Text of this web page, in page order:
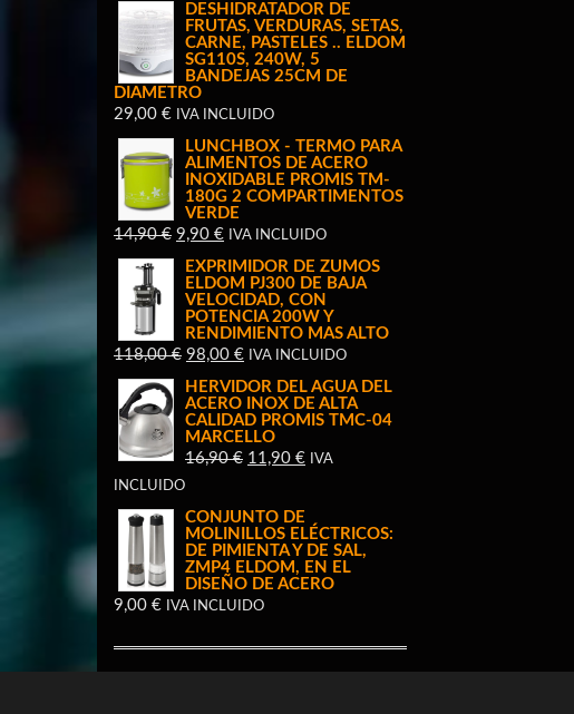
DESHIDRATADOR DE
FRUTAS, VERDURAS, SETAS,
CARNE, PASTELES .. ELDOM
SG110S, 240W, 5
BANDEJAS 25CM DE
DIAMETRO
29,00 € IVA INCLUIDO
LUNCHBOX - TERMO PARA
ALIMENTOS DE ACERO
INOXIDABLE PROMIS TM-
180G 2 COMPARTIMENTOS
VERDE
14,90€ EL
PRECIO
ORIGINAL
ERA:
14,90 €.
9,90 €EL
PRECIO
ACTUAL
ES:
9,90 €.
IVA INCLUIDO
EXPRIMIDOR DE ZUMOS
ELDOM PJ300 DE BAJA
VELOCIDAD, CON
POTENCIA 200W Y
RENDIMIENTO MAS ALTO
118,00€ EL
PRECIO
ORIGINAL
ERA:
118,00 €.
98,00 €EL
PRECIO
ACTUAL
ES:
98,00 €.
IVA INCLUIDO
HERVIDOR DEL AGUA DEL
ACERO INOX DE ALTA
CALIDAD PROMIS TMC-04
MARCELLO
16,90€ EL
ORIGINAL
ERA:
16,90 €.
11,90 €EL
ES:
11,90 €.
IVA
INCLUIDO
CONJUNTO DE
MOLINILLOS ELÉCTRICOS:
DE PIMIENTA Y DE SAL,
ZMP4 ELDOM, EN EL
DISEÑO DE ACERO
9,00 € IVA INCLUIDO